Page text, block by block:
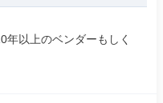
以上のベンダーもしく